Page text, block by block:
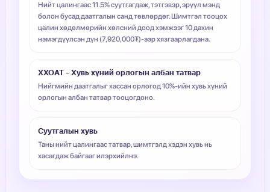
Нийт цалингаас 11.5% суутгагдаж, тэтгэвэр, эрүүл мэнд
болон бусад даатгалын санд төвлөрдөг. Шимтгэл тооцох
цалин хөдөлмөрийн хөлсний доод хэмжээг 10 дахин
нэмэгдүүлсэн дүн (7,920,000₮)-ээр хязгаарлагдана.
ХХОАТ - Хувь хүний орлогын албан татвар
Нийгмийн даатгалыг хассан орлогод 10%-ийн хувь хүний
орлогын албан татвар тооцогдоно.
Суутгалын хувь
Таны нийт цалингаас татвар, шимтгэлд хэдэн хувь нь
хасагдаж байгааг илэрхийлнэ.